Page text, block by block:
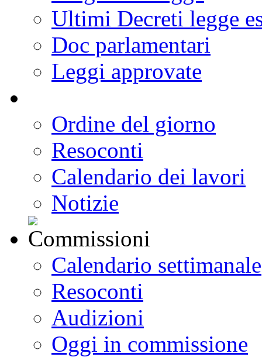
Ultimi Decreti legge
Doc parlamentari
Leggi approvate
Ordine del giorno
Resoconti
Calendario dei lavori
Notizie
Calendario settimanale
Resoconti
Audizioni
Oggi in commissione